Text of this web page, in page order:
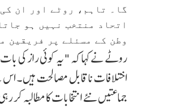
گا۔ تاہم، روٹے اور ان
اتحاد منتخب نہیں ہو
وطن کے مسئلے پر فریقین
روٹے نے کہا کہ "یہ کوئی راز کی
اختلافات ناقابل مصالحت ہیں۔ اس
جماعتیں نئے انتخابات کا مطالبہ